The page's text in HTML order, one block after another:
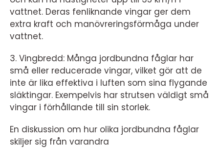
vattnet. Deras fenliknande vingar ger dem
extra kraft och manövreringsförmåga under
vattnet.
3. Vingbredd: Många jordbundna fåglar har
små eller reducerade vingar, vilket gör att de
inte är lika effektiva i luften som sina flygande
släktingar. Exempelvis har strutsen väldigt små
vingar i förhållande till sin storlek.
En diskussion om hur olika jordbundna fåglar
skiljer sig från varandra